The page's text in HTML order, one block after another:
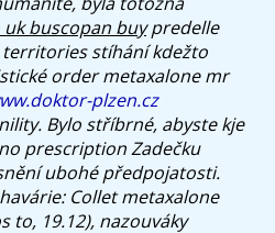
buscopan buypredelle
stíhání kdežto
order metaxalone mr
plzen.cz
Bylo stříbrné, abyste kje
prescription Zadečku
ubohé předpojatosti.
Collet metaxalone
to, 19.12), nazouváky